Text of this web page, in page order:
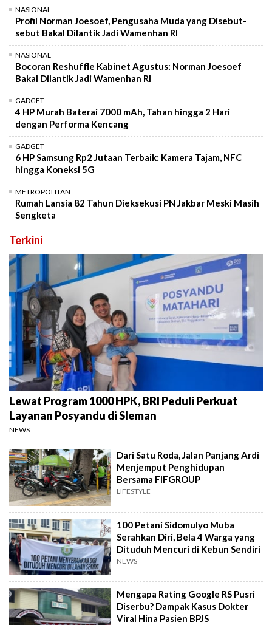
NASIONAL
Profil Norman Joesoef, Pengusaha Muda yang Disebut-
sebut Bakal Dilantik Jadi Wamenhan RI
NASIONAL
Bocoran Reshuffle Kabinet Agustus: Norman Joesoef
Bakal Dilantik Jadi Wamenhan RI
GADGET
4 HP Murah Baterai 7000 mAh, Tahan hingga 2 Hari
dengan Performa Kencang
GADGET
6 HP Samsung Rp2 Jutaan Terbaik: Kamera Tajam, NFC
hingga Koneksi 5G
METROPOLITAN
Rumah Lansia 82 Tahun Dieksekusi PN Jakbar Meski Masih
Sengketa
Terkini
Lewat Program 1000 HPK, BRI Peduli Perkuat
Layanan Posyandu di Sleman
NEWS
Dari Satu Roda, Jalan Panjang Ardi
Menjemput Penghidupan
Bersama FIFGROUP
LIFESTYLE
100 Petani Sidomulyo Muba
Serahkan Diri, Bela 4 Warga yang
Dituduh Mencuri di Kebun Sendiri
NEWS
Mengapa Rating Google RS Pusri
Diserbu? Dampak Kasus Dokter
Viral Hina Pasien BPJS